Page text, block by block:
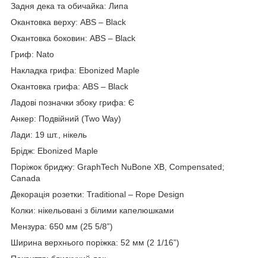
Задня дека та обичайка: Липа
Окантовка верху: ABS – Black
Окантовка боковин: ABS – Black
Гриф: Nato
Накладка грифа: Ebonized Maple
Окантовка грифа: ABS – Black
Ладові позначки збоку грифа: Є
Анкер: Подвійний (Two Way)
Лади: 19 шт., нікель
Брідж: Ebonized Maple
Поріжок бриджу: GraphTech NuBone XB, Compensated;
Canada
Декорація розетки: Traditional – Rope Design
Колки: нікельовані з білими капелюшками
Мензура: 650 мм (25 5/8”)
Ширина верхнього поріжка: 52 мм (2 1/16”)